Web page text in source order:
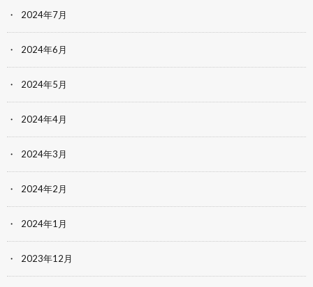
2024年7月
2024年6月
2024年5月
2024年4月
2024年3月
2024年2月
2024年1月
2023年12月